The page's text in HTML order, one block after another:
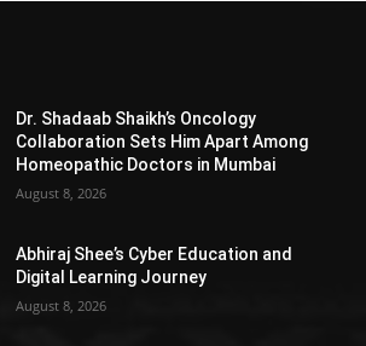
Dr. Shadaab Shaikh’s Oncology
Collaboration Sets Him Apart Among
Homeopathic Doctors in Mumbai
August 8, 2026
Abhiraj Shee’s Cyber Education and
Digital Learning Journey
August 8, 2026